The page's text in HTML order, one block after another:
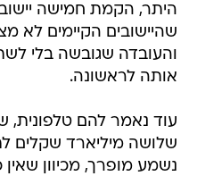
היתר, הקמת חמישה
שהיישובים הקיימים לא
והעובדה שגובשה בלי
אותה לראשונה.
עוד נאמר להם טלפונית,
שלושה מיליארד שקלים
נשמע מופרך, מכיוון